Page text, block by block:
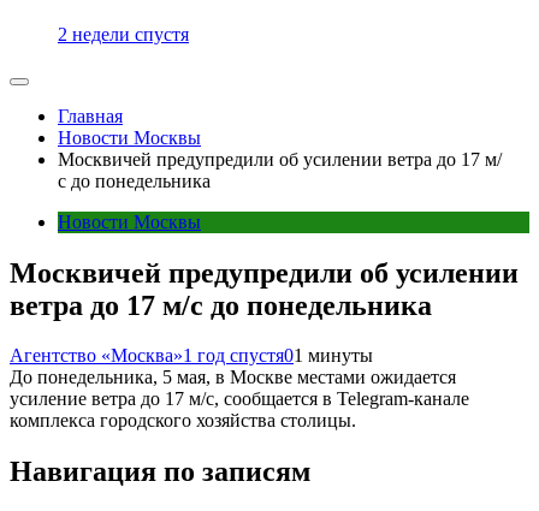
2 недели спустя
Главная
Новости Москвы
Москвичей предупредили об усилении ветра до 17 м/
с до понедельника
Новости Москвы
Москвичей предупредили об усилении
ветра до 17 м/с до понедельника
Агентство «Москва»1 год спустя01 минуты
До понедельника, 5 мая, в Москве местами ожидается
усиление ветра до 17 м/с, сообщается в Telegram-канале
комплекса городского хозяйства столицы.
Навигация по записям